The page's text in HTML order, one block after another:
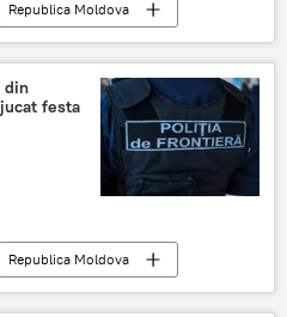
Republica Moldova
școli
agenți economici
din
festa
Republica Moldova
recidiviști